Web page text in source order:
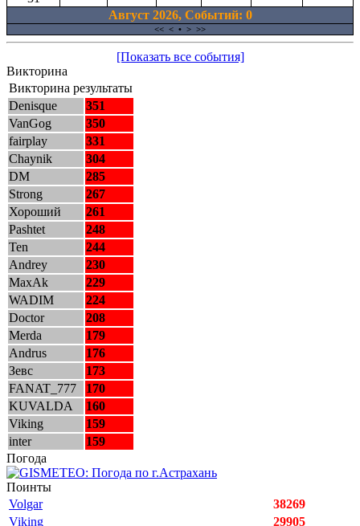
Август 2026, Cобытий: 0
<< < • > >>
[Показать все события]
Викторина
Викторина результаты
Denisque
351
VanGog
350
fairplay
331
Chaynik
304
DM
285
Strong
267
Хороший
261
Pashtet
248
Ten
244
Andrey
230
MaxAk
229
WADIM
224
Doctor
208
Merda
179
Andrus
176
Зевс
173
FANAT_777
170
KUVALDA
160
Viking
159
inter
159
Погода
Поинты
Volgar
38269
Viking
29905